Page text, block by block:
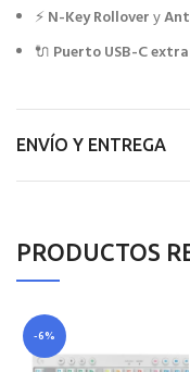
⚡ N-Key Rollovery
🔌 Puerto USB-C extra
ENVÍO Y ENTREGA
PRODUCTOS
-6%